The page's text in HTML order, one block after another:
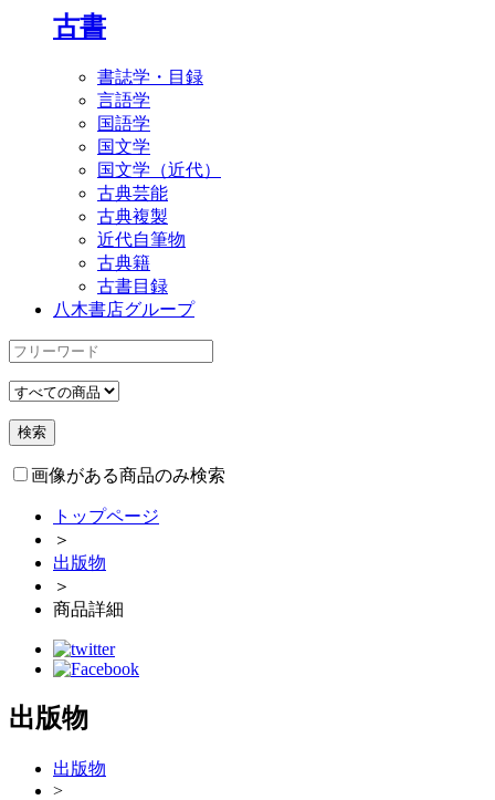
古書
書誌学・目録
言語学
国語学
国文学
国文学（近代）
古典芸能
古典複製
近代自筆物
古典籍
古書目録
八木書店グループ
画像がある商品のみ検索
トップページ
＞
出版物
＞
商品詳細
出版物
出版物
>